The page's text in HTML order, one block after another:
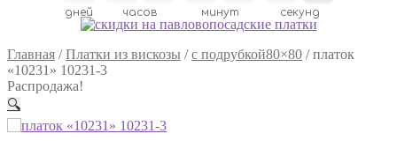
дней часов минут секунд
Главная /Платки из вискозы /с подрубкой80×80 /платок
«10231» 10231-3
Распродажа!
🔍